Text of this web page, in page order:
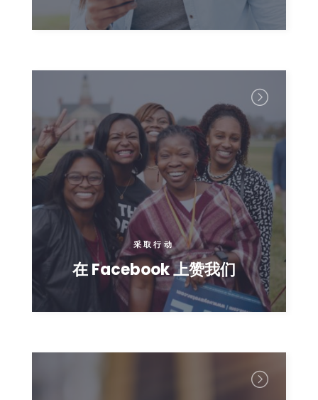
首页
Shop
Take Back the Courts
与我们合作
新闻
您的派对
行动
Vote
捐赠
采取行动
在 Facebook 上赞我们